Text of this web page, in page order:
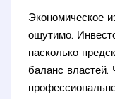
Экономическое
ощутимо.
насколько
баланс властей.